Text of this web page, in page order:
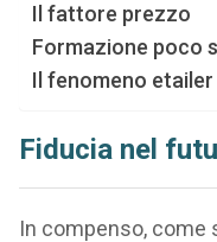
Il fattore prezzo
Formazione poco
Il fenomeno etailer
Fiducia nel
In compenso, come